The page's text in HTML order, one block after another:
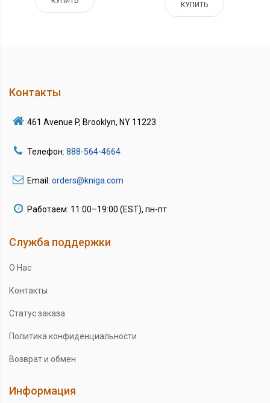
КУПИТЬ
Контакты
461 Avenue P, Brooklyn, NY 11223
Телефон: 888-564-4664
Email: orders@kniga.com
Работаем: 11:00–19:00 (EST), пн-пт
Служба поддержки
О Нас
Контакты
Статус заказа
Политика конфиденциальности
Возврат и обмен
Информация